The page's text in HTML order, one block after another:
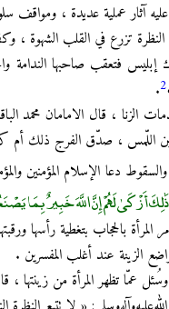
آثار عملية عديدة ، ومواقف
تزرع في القلب الشهوة ،
إبليس فتعقب صاحبها
2
.
الزنا ، قال الامامان محمد
اليدين اللّمس ، صدّق الفرج ذلك
دعا الإسلام المؤمنين
لَهُمْ إِنَّ اللَّهَ خَبِيرٌ بِمَا
بالحجاب بتغطية رأسها
الزينة عند أغلب المفسرين .
عمّا تظهر المرأة من زينتها ،